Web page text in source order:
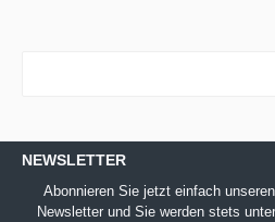
NEWSLETTER
Abonnieren Sie jetzt einfach
Newsletter und Sie werden stets